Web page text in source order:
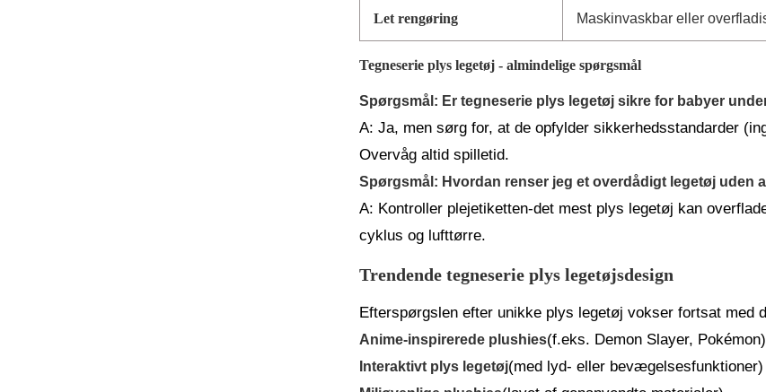
Let rengøring Maskinvaskbar eller
Tegneserie plys legetøj - almindelige spørgsmål
Spørgsmål: Er tegneserie plys legetøj sikre for babyer
A: Ja, men sørg for, at de opfylder sikkerhedsstandarder
Overvåg altid spilletid.
Spørgsmål: Hvordan renser jeg et overdådigt legetøj uden
A: Kontroller plejetiketten-det mest plys legetøj kan
cyklus og lufttørre.
Trendende tegneserie plys legetøjsdesign
Efterspørgslen efter unikke plys legetøj vokser fortsat med
Anime-inspirerede plushies(f.eks. Demon Slayer, Pokémon)
Interaktivt plys legetøj(med lyd- eller bevægelsesfunktioner)